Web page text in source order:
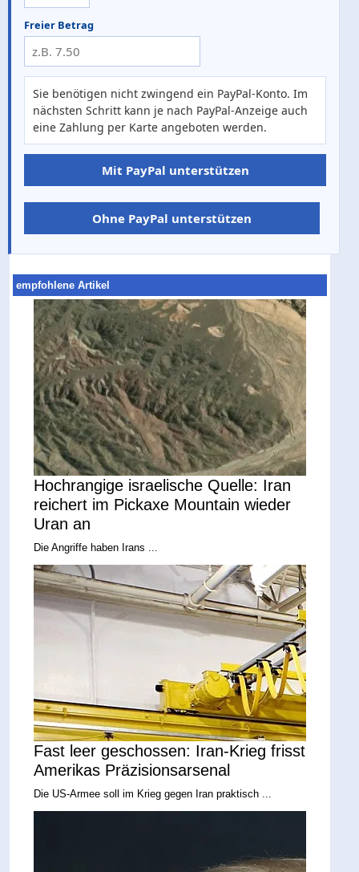
Freier Betrag
Sie benötigen nicht zwingend ein PayPal-Konto. Im
nächsten Schritt kann je nach PayPal-Anzeige auch
eine Zahlung per Karte angeboten werden.
Mit PayPal unterstützen
Ohne PayPal unterstützen
empfohlene Artikel
Hochrangige israelische Quelle: Iran
reichert im Pickaxe Mountain wieder
Uran an
Die Angriffe haben Irans ...
Fast leer geschossen: Iran-Krieg frisst
Amerikas Präzisionsarsenal
Die US-Armee soll im Krieg gegen Iran praktisch ...